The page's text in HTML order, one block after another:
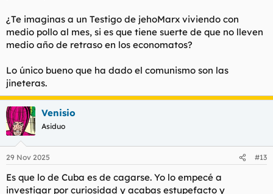
¿Te imaginas a un Testigo de jehoMarx viviendo con
medio pollo al mes, si es que tiene suerte de que no lleven
medio año de retraso en los economatos?
Lo único bueno que ha dado el comunismo son las
jineteras.
Venisio
Asiduo
29 Nov 2025 #13
Es que lo de Cuba es de cagarse. Yo lo empecé a
investigar por curiosidad y acabas estupefacto y